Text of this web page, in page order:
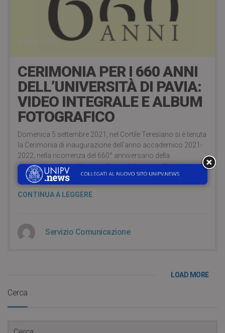
4 Agosto 2021
CERIMONIA PER I 660 ANNI
DELL’UNIVERSITÀ DI PAVIA:
VIDEO INTEGRALE E ALBUM
FOTOGRAFICO
Domenica 5 settembre 2021, nel Cortile Teresiano si è tenuta
la Cerimonia di inaugurazione dell’anno accademico 2021-
2022, nella ricorrenza del 660° anniversario della
costituzione dello “Studium Generale” pavese. Ospite
d’onore il Presidente della Repubblica, On. Sergio Mattarella.
CONTINUA A LEGGERE
Servizio Comunicazione
LOAD MORE
Cerca